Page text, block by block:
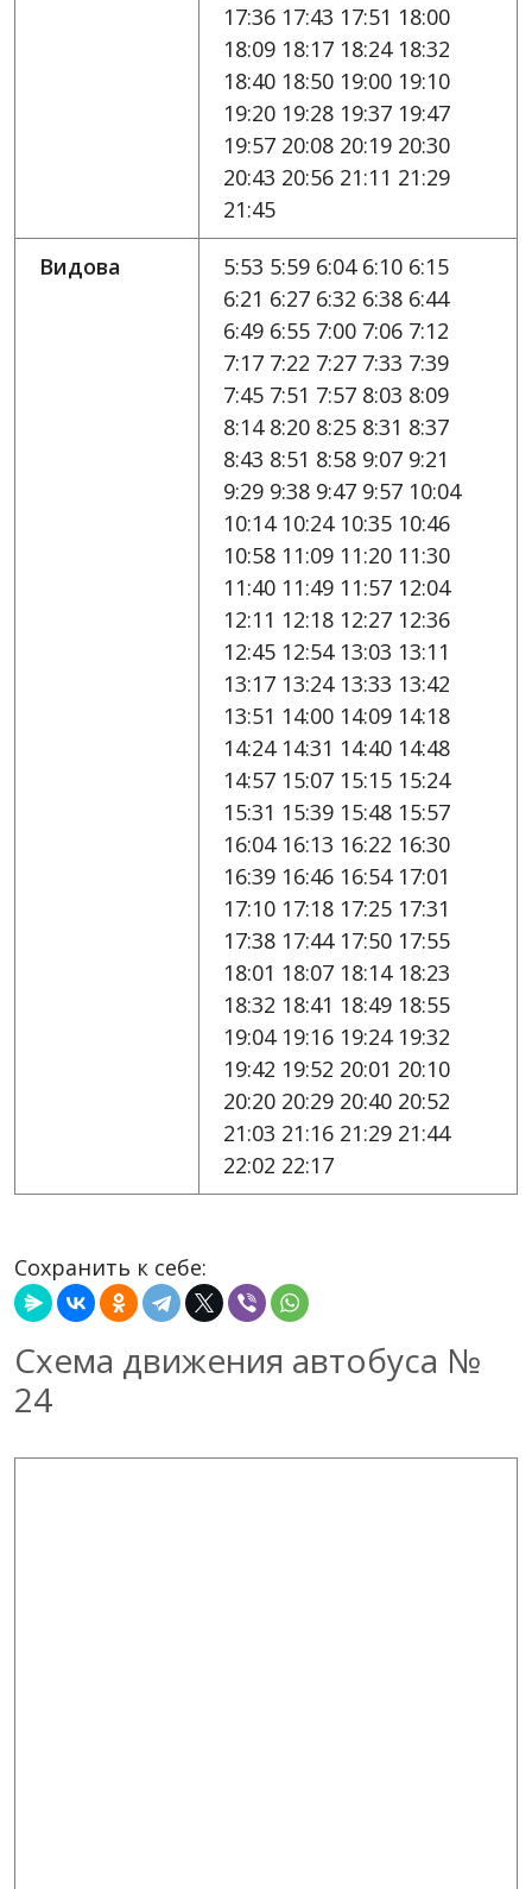
17:36 17:43 17:51 18:00
18:09 18:17 18:24 18:32
18:40 18:50 19:00 19:10
19:20 19:28 19:37 19:47
19:57 20:08 20:19 20:30
20:43 20:56 21:11 21:29
21:45
Видова
5:53 5:59 6:04 6:10 6:15
6:21 6:27 6:32 6:38 6:44
6:49 6:55 7:00 7:06 7:12
7:17 7:22 7:27 7:33 7:39
7:45 7:51 7:57 8:03 8:09
8:14 8:20 8:25 8:31 8:37
8:43 8:51 8:58 9:07 9:21
9:29 9:38 9:47 9:57 10:04
10:14 10:24 10:35 10:46
10:58 11:09 11:20 11:30
11:40 11:49 11:57 12:04
12:11 12:18 12:27 12:36
12:45 12:54 13:03 13:11
13:17 13:24 13:33 13:42
13:51 14:00 14:09 14:18
14:24 14:31 14:40 14:48
14:57 15:07 15:15 15:24
15:31 15:39 15:48 15:57
16:04 16:13 16:22 16:30
16:39 16:46 16:54 17:01
17:10 17:18 17:25 17:31
17:38 17:44 17:50 17:55
18:01 18:07 18:14 18:23
18:32 18:41 18:49 18:55
19:04 19:16 19:24 19:32
19:42 19:52 20:01 20:10
20:20 20:29 20:40 20:52
21:03 21:16 21:29 21:44
22:02 22:17
Сохранить к себе:
Схема движения автобуса №
24